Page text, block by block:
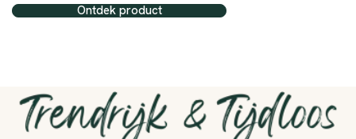
Ontdek product